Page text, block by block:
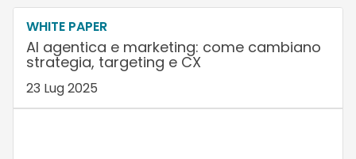
WHITE PAPER
AI agentica e marketing: come cambiano
strategia, targeting e CX
23 Lug 2025